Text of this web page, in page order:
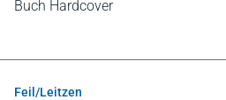
Buch Hardcover
Feil/Leitzen